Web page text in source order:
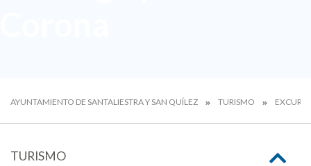
AYUNTAMIENTO DE SANTALIESTRA Y SAN QUÍLEZ TURISMO
TURISMO